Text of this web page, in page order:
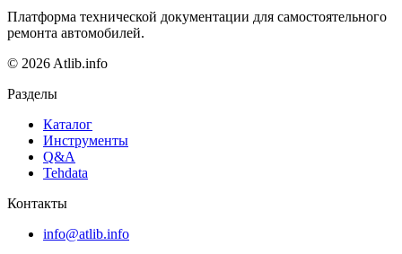
Платформа технической документации для самостоятельного
ремонта автомобилей.
© 2026 Atlib.info
Разделы
Каталог
Инструменты
Q&A
Tehdata
Контакты
info@atlib.info